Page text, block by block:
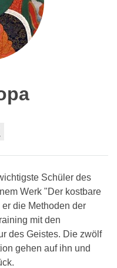
Schüler des
Werk "Der kostbare
die Methoden der
mit den
des Geistes. Die zwölf
gehen auf ihn und